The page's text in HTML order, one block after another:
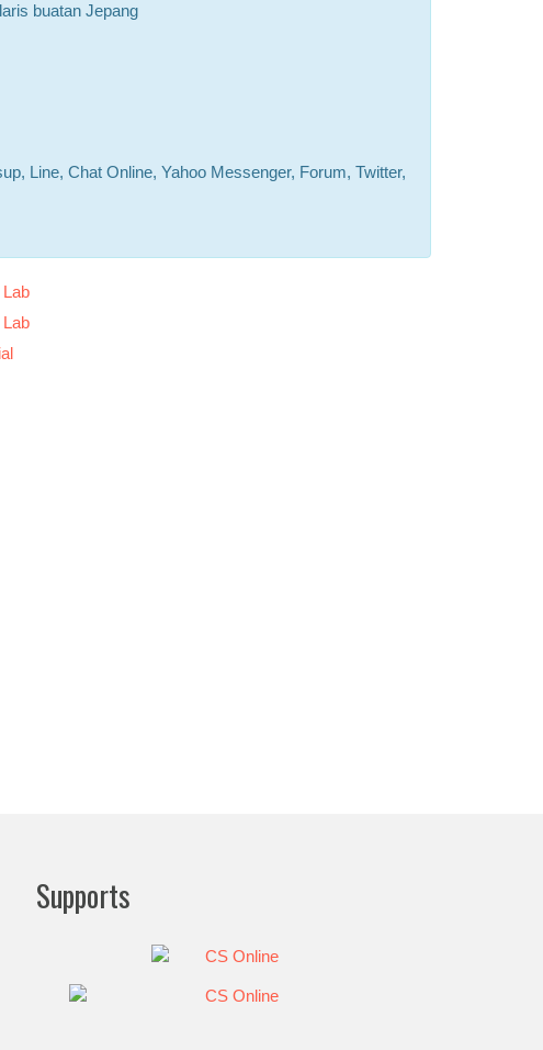
buatan Jepang
Line, Chat Online, Yahoo Messenger, Forum, Twitter,
Supports